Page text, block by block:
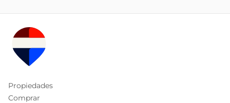
Propiedades
Comprar